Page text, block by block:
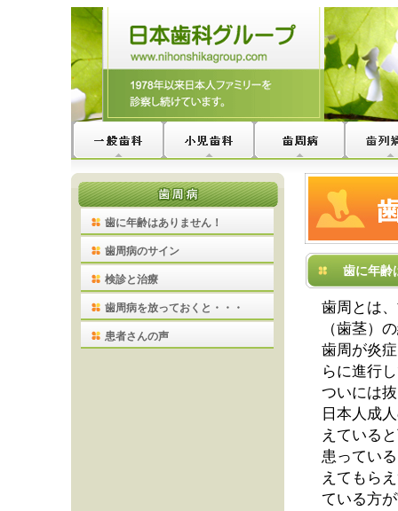
歯に年齢はありません！
歯周病のサイン
検診と治療
歯周病を放っておくと・・・
患者さんの声
歯に年齢
歯周とは
（歯茎）
歯周が炎
らに進行
ついには
日本人成
えている
患ってい
えてもら
ている方